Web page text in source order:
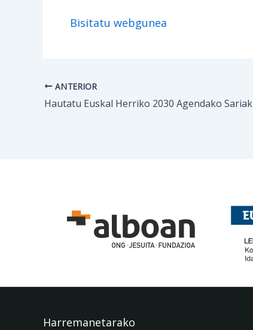
Bisitatu webgunea
ANTERIOR
Hautatu Euskal Herriko 2030 Agendako Sariak
Harremanetarako